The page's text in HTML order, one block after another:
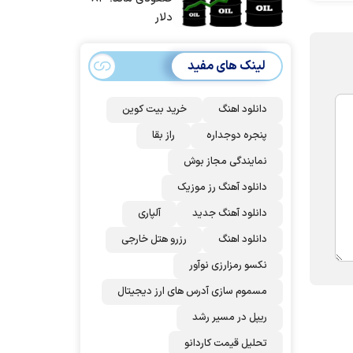
حمله آماده بودیم
است، درست
است؟
دلار
لینک های مفید
دانلود اهنگ
خرید بیت کوین
پنجره دوجداره
راز بقا
نمایندگی مجاز بوش
دانلود آهنگ رز‌ موزیک
دانلود آهنگ جدید
آلپاری
دانلود اهنگ
رزرو هتل خارجی
نکسو رمزارزی نوآور
مسموم سازی آدرس های ارز دیجیتال
ریپل در مسیر رشد
تحلیل قیمت کاردانو